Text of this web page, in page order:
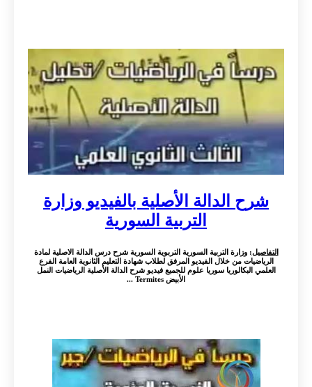
شرح الدالة الأصلية بالفيديو وزارة
التربية السورية
التفاصيل: وزارة التربية السورية التربوية السورية شرح درس الدالة الاصلية لمادة
الرياضيات من خلال الفيديو المرفق لطلاب شهادة التعليم الثانوية العامة الفرع
العلمي البكالوريا سوريا علوم للجميع فيديو شرح الدالة الأصلية الرياضيات النمل
الأبيض Termites ...